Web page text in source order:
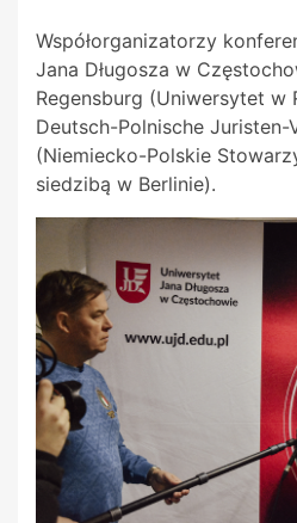
Współorganizatorzy
Jana Długosza w
Regensburg (Uniwersytet w
Deutsch-Polnische Juristen-
(Niemiecko-Polskie
siedzibą w Berlinie).